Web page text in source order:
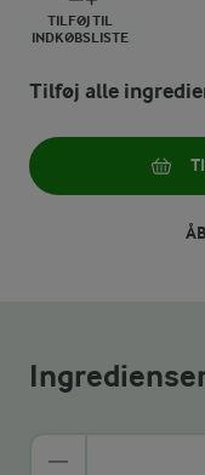
TILFØJ TIL
INDKØBSLISTE
Tilføj alle